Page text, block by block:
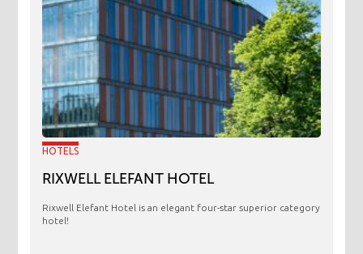
HOTELS
RIXWELL ELEFANT HOTEL
Rixwell Elefant Hotel is an elegant four-star superior category
hotel!